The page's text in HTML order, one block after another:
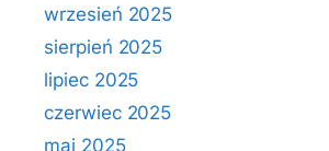
wrzesień 2025
sierpień 2025
lipiec 2025
czerwiec 2025
maj 2025